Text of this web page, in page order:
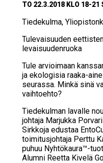
TO 22.3.2018 KLO 18-21
Tie­de­kul­ma,
Tu­le­vai­suu­den
le­vai­suu­den­ruo­ka
Tule arvioimaan
ja ekologisia raaka-
seurassa. Minkä sinä
vaihtoehto?
Tiedekulman lavalle
johtaja Marjukka
Sirkkoja edustaa
toimitusjohtaja Perttu
puhuu Nyhtökaura™-
Alumni Reetta Kivelä